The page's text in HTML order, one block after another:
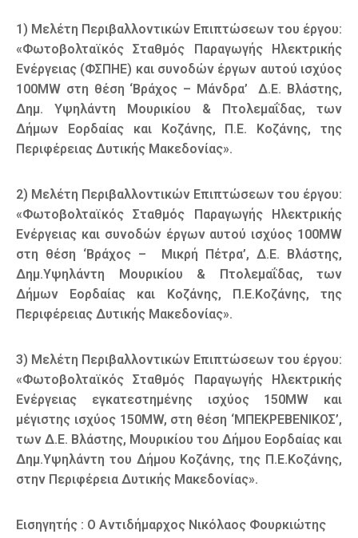
1) Μελέτη Περιβαλλοντικών Επιπτώσεων του έργου:
«Φωτοβολταϊκός Σταθμός Παραγωγής Ηλεκτρικής
Ενέργειας (ΦΣΠΗΕ) και συνοδών έργων αυτού ισχύος
100MW στη θέση ‘Βράχος – Μάνδρα’ Δ.Ε. Βλάστης,
Δημ. Υψηλάντη Μουρικίου & Πτολεμαΐδας, των
Δήμων Εορδαίας και Κοζάνης, Π.Ε. Κοζάνης, της
Περιφέρειας Δυτικής Μακεδονίας».
2) Μελέτη Περιβαλλοντικών Επιπτώσεων του έργου:
«Φωτοβολταϊκός Σταθμός Παραγωγής Ηλεκτρικής
Ενέργειας και συνοδών έργων αυτού ισχύος 100MW
στη θέση ‘Βράχος – Μικρή Πέτρα’, Δ.Ε. Βλάστης,
Δημ.Υψηλάντη Μουρικίου & Πτολεμαΐδας, των
Δήμων Εορδαίας και Κοζάνης, Π.Ε.Κοζάνης, της
Περιφέρειας Δυτικής Μακεδονίας».
3) Μελέτη Περιβαλλοντικών Επιπτώσεων του έργου:
«Φωτοβολταϊκός Σταθμός Παραγωγής Ηλεκτρικής
Ενέργειας εγκατεστημένης ισχύος 150MW και
μέγιστης ισχύος 150MW, στη θέση ‘ΜΠΕΚΡΕΒΕΝΙΚΟΣ’,
των Δ.Ε. Βλάστης, Μουρικίου του Δήμου Εορδαίας και
Δημ.Υψηλάντη του Δήμου Κοζάνης, της Π.Ε.Κοζάνης,
στην Περιφέρεια Δυτικής Μακεδονίας».
Εισηγητής : Ο Αντιδήμαρχος Νικόλαος Φουρκιώτης